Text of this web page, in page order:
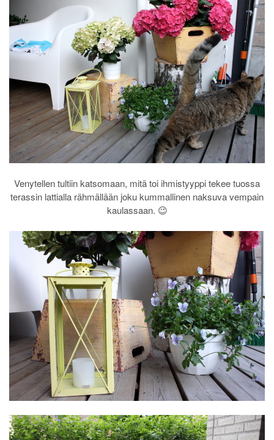
Venytellen tultiin katsomaan, mitä toi ihmistyyppi tekee tuossa
terassin lattialla rähmällään joku kummallinen naksuva vempain
kaulassaan. 😉